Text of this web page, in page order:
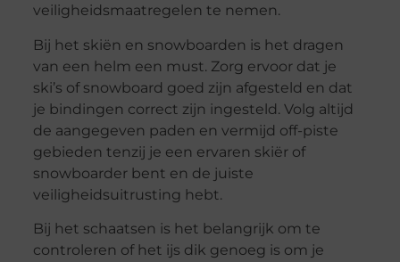
veiligheidsmaatregelen te nemen.
Bij het skiën en snowboarden is het dragen
van een helm een must. Zorg ervoor dat je
ski’s of snowboard goed zijn afgesteld en dat
je bindingen correct zijn ingesteld. Volg altijd
de aangegeven paden en vermijd off-piste
gebieden tenzij je een ervaren skiër of
snowboarder bent en de juiste
veiligheidsuitrusting hebt.
Bij het schaatsen is het belangrijk om te
controleren of het ijs dik genoeg is om je